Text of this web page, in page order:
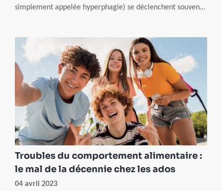
simplement appelée hyperphagie) se déclenchent souvent
un socle commun : une pulsion incontrôlable de manger.
Souvent, ces troubles du comportement alimentaire sont le
révélateur de troubles anxieux et nécessitent une prise en
charge psychologique.
Troubles du comportement alimentaire :
le mal de la décennie chez les ados
04 avril 2023